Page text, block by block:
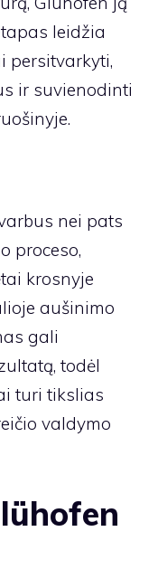
leidžia
persitvarkyti,
ir suvienodinti
nei pats
proceso,
krosnyje
aušinimo
gali
todėl
turi tikslias
valdymo